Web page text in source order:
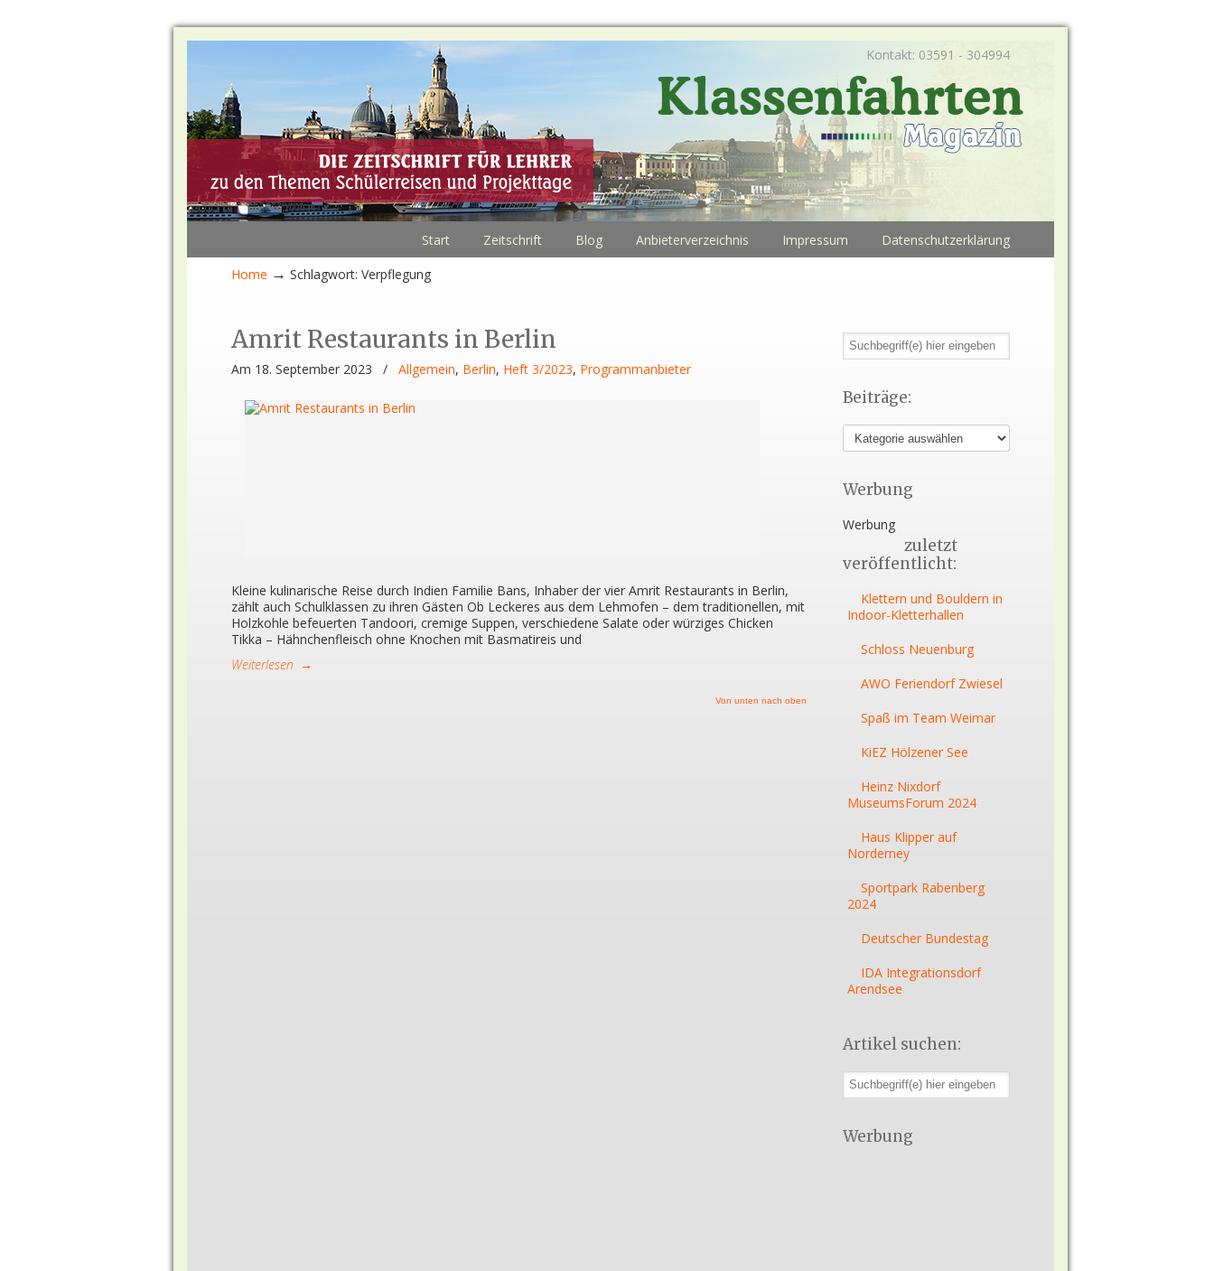
Kontakt: 03591 - 304994
Start Zeitschrift Blog Anbieterverzeichnis Impressum
Datenschutzerklärung
Home → Schlagwort: Verpflegung
Amrit Restaurants in Berlin
Am 18. September 2023 / Allgemein, Berlin, Heft 3/2023, Programmanbieter
Kleine kulinarische Reise durch Indien Familie Bans, Inhaber der vier Amrit Restaurants in Berlin,
zählt auch Schulklassen zu ihren Gästen Ob Leckeres aus dem Lehmofen – dem traditionellen, mit
Holzkohle befeuerten Tandoori, cremige Suppen, verschiedene Salate oder würziges Chicken
Tikka – Hähnchenfleisch ohne Knochen mit Basmatireis und
Weiterlesen →
Von unten nach oben
Beiträge:
Werbung
Werbung
zuletzt
veröffentlicht:
Klettern und Bouldern in
Indoor-Kletterhallen
Schloss Neuenburg
AWO Feriendorf Zwiesel
Spaß im Team Weimar
KiEZ Hölzener See
Heinz Nixdorf
MuseumsForum 2024
Haus Klipper auf
Norderney
Sportpark Rabenberg
2024
Deutscher Bundestag
IDA Integrationsdorf
Arendsee
Artikel suchen:
Werbung